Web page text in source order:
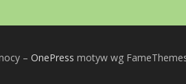
– OnePress motyw wg